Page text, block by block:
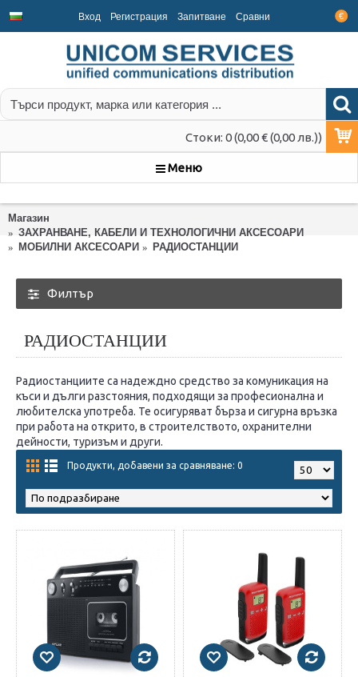
€
Вход Регистрация Запитване Срaвни
Стоки: 0 (0,00 € (0,00 лв.))
Меню
Магазин
ЗАХРАНВАНЕ, КАБЕЛИ И ТЕХНОЛОГИЧНИ АКСЕСОАРИ
МОБИЛНИ АКСЕСОАРИ
РАДИОСТАНЦИИ
Филтър
РАДИОСТАНЦИИ
Радиостанциите са надеждно средство за комуникация на
къси и дълги разстояния, подходящи за професионална и
любителска употреба. Те осигуряват бърза и сигурна връзка
при работа на открито, в строителството, охранителни
дейности, туризъм и други.
Продукти, добавени за сравняване: 0